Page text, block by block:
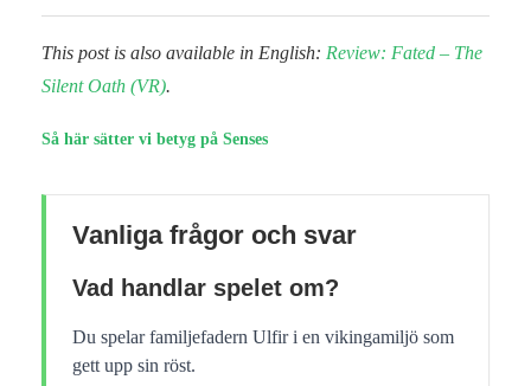
This post is also available in English: Review: Fated – The
Silent Oath (VR).
Så här sätter vi betyg på Senses
Vanliga frågor och svar
Vad handlar spelet om?
Du spelar familjefadern Ulfir i en vikingamiljö som
gett upp sin röst.